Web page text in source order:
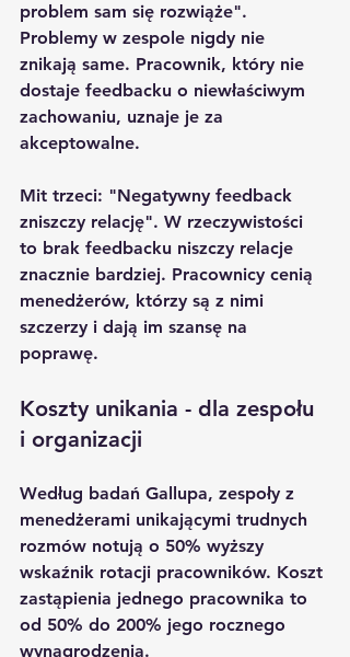
problem sam się rozwiąże".
Problemy w zespole nigdy nie
znikają same. Pracownik, który nie
dostaje feedbacku o niewłaściwym
zachowaniu, uznaje je za
akceptowalne.
Mit trzeci: "Negatywny feedback
zniszczy relację". W rzeczywistości
to brak feedbacku niszczy relacje
znacznie bardziej. Pracownicy cenią
menedżerów, którzy są z nimi
szczerzy i dają im szansę na
poprawę.
Koszty unikania - dla zespołu
i organizacji
Według badań Gallupa, zespoły z
menedżerami unikającymi trudnych
rozmów notują o 50% wyższy
wskaźnik rotacji pracowników. Koszt
zastąpienia jednego pracownika to
od 50% do 200% jego rocznego
wynagrodzenia.